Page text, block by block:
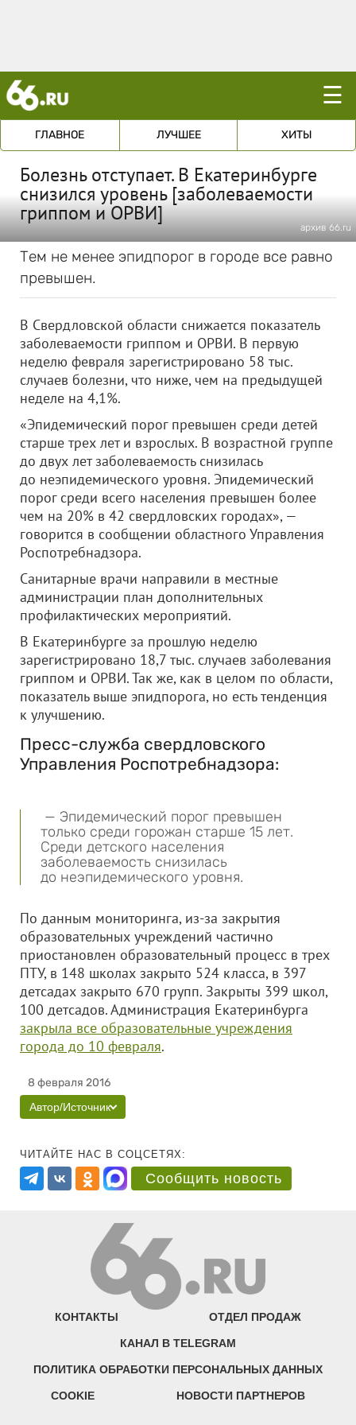
☰
ГЛАВНОЕ ЛУЧШЕЕ ХИТЫ
Болезнь отступает. В Екатеринбурге
снизился уровень [заболеваемости
гриппом и ОРВИ]
архив 66.ru
Тем не менее эпидпорог в городе все равно
превышен.
В Свердловской области снижается показатель
заболеваемости гриппом и ОРВИ. В первую
неделю февраля зарегистрировано 58 тыс.
случаев болезни, что ниже, чем на предыдущей
неделе на 4,1%.
«Эпидемический порог превышен среди детей
старше трех лет и взрослых. В возрастной группе
до двух лет заболеваемость снизилась
до неэпидемического уровня. Эпидемический
порог среди всего населения превышен более
чем на 20% в 42 свердловских городах», —
говорится в сообщении областного Управления
Роспотребнадзора.
Санитарные врачи направили в местные
администрации план дополнительных
профилактических мероприятий.
В Екатеринбурге за прошлую неделю
зарегистрировано 18,7 тыс. случаев заболевания
гриппом и ОРВИ. Так же, как в целом по области,
показатель выше эпидпорога, но есть тенденция
к улучшению.
Пресс-служба свердловского
Управления Роспотребнадзора:
— Эпидемический порог превышен
только среди горожан старше 15 лет.
Среди детского населения
заболеваемость снизилась
до неэпидемического уровня.
По данным мониторинга, из-за закрытия
образовательных учреждений частично
приостановлен образовательный процесс в трех
ПТУ, в 148 школах закрыто 524 класса, в 397
детсадах закрыто 670 групп. Закрыты 399 школ,
100 детсадов. Администрация Екатеринбурга
закрыла все образовательные учреждения
города до 10 февраля.
8 февраля 2016
Автор/Источник
ЧИТАЙТЕ НАС В СОЦСЕТЯХ:
Сообщить новость
КОНТАКТЫ ОТДЕЛ ПРОДАЖ
КАНАЛ В TELEGRAM
ПОЛИТИКА ОБРАБОТКИ ПЕРСОНАЛЬНЫХ ДАННЫХ
COOKIE НОВОСТИ ПАРТНЕРОВ